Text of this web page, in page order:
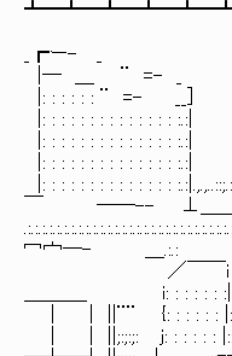
_┏ー-
|─
|: : : : : : ¨ =-
|: : : : : : : : :
|: : :
|: : : : : : : : :
|: : : : : : : : : :
￣ ──-- ⊥＿＿
冖宀─- ＿.:.:
／￣￣iヽ､ ＿＼
＿＿＿_ i: : : : : :
| ｜ ||¨¨ {: : : : : :
| ｜ ||;:;:;: j: : : : : :